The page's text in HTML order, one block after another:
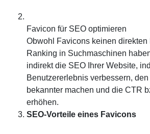
Favicon für SEO optimieren
Obwohl Favicons keinen direkten
Ranking in Suchmaschinen
indirekt die SEO Ihrer Website,
Benutzererlebnis verbessern,
bekannter machen und die CTR
erhöhen.
SEO-Vorteile eines Favicons